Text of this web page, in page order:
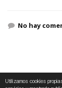
Utilizamos cookies
No hay